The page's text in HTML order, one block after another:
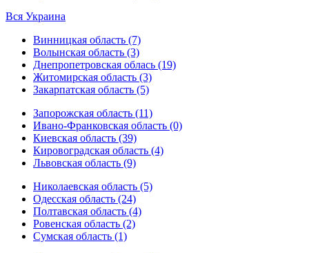
Вся Украина
Винницкая область (7)
Волынская область (3)
Днепропетровская облась (19)
Житомирская область (3)
Закарпатская область (5)
Запорожская область (11)
Ивано-Франковская область (0)
Киевская область (39)
Кировоградская область (4)
Львовская область (9)
Николаевская область (5)
Одесская область (24)
Полтавская область (4)
Ровенская область (2)
Сумская область (1)